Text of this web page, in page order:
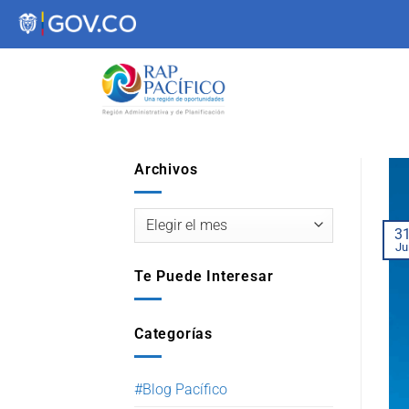
contenido
Archivos
Te Puede Interesar
Categorías
#Blog Pacífico